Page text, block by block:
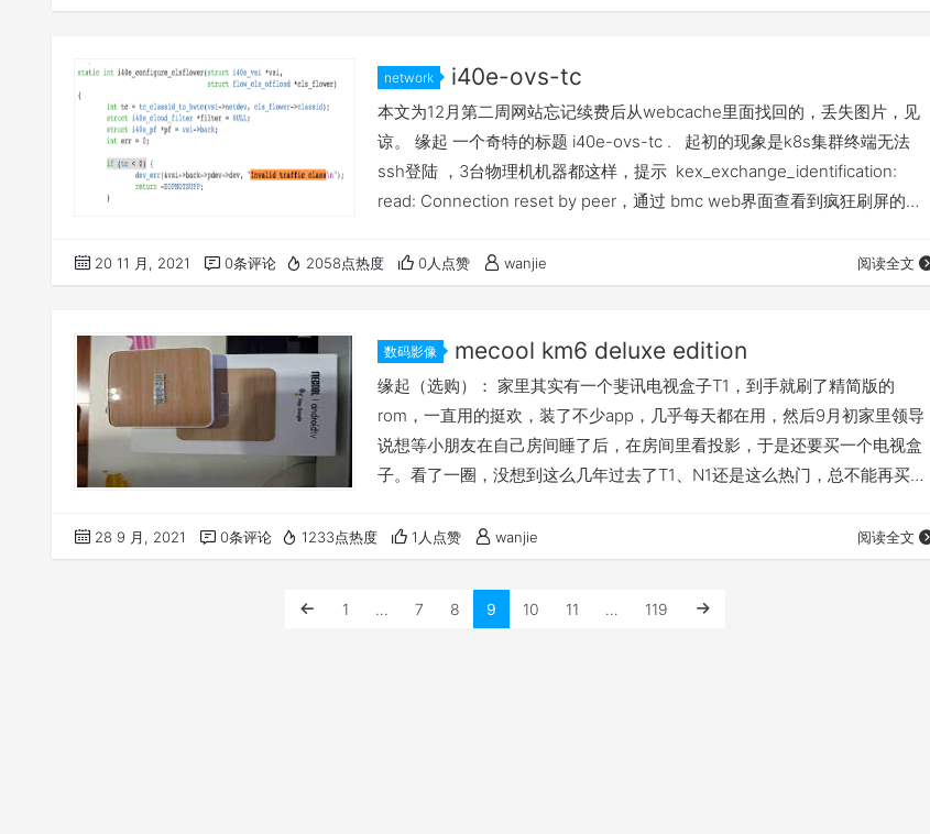
network i40e-ovs-tc
本文为12月第二周网站忘记续费后从webcache里面找回的，丢失图片，见
谅。 缘起 一个奇特的标题 i40e-ovs-tc . 起初的现象是k8s集群终端无法
ssh登陆 ，3台物理机机器都这样，提示 kex_exchange_identification:
read: Connection reset by peer，通过 bmc web界面查看到疯狂刷屏的内
20 11 月, 2021 0条评论 2058点热度 0人点赞 wanjie 阅读全文
数码影像 mecool km6 deluxe edition
缘起（选购）： 家里其实有一个斐讯电视盒子T1，到手就刷了精简版的
rom，一直用的挺欢，装了不少app，几乎每天都在用，然后9月初家里领导
说想等小朋友在自己房间睡了后，在房间里看投影，于是还要买一个电视盒
子。看了一圈，没想到这么几年过去了T1、N1还是这么热门，总不能再买一
km6这款豪华版一眼看中，4核Cortex-A55 、4GB LPDDR4和64GB eMMC
闪存，够用几年了。盒子到手4周了，今天终于有空写一下，不然又废了。
折腾： 必备…
28 9 月, 2021 0条评论 1233点热度 1人点赞 wanjie 阅读全文
1 … 7 8 9 10 11 … 119